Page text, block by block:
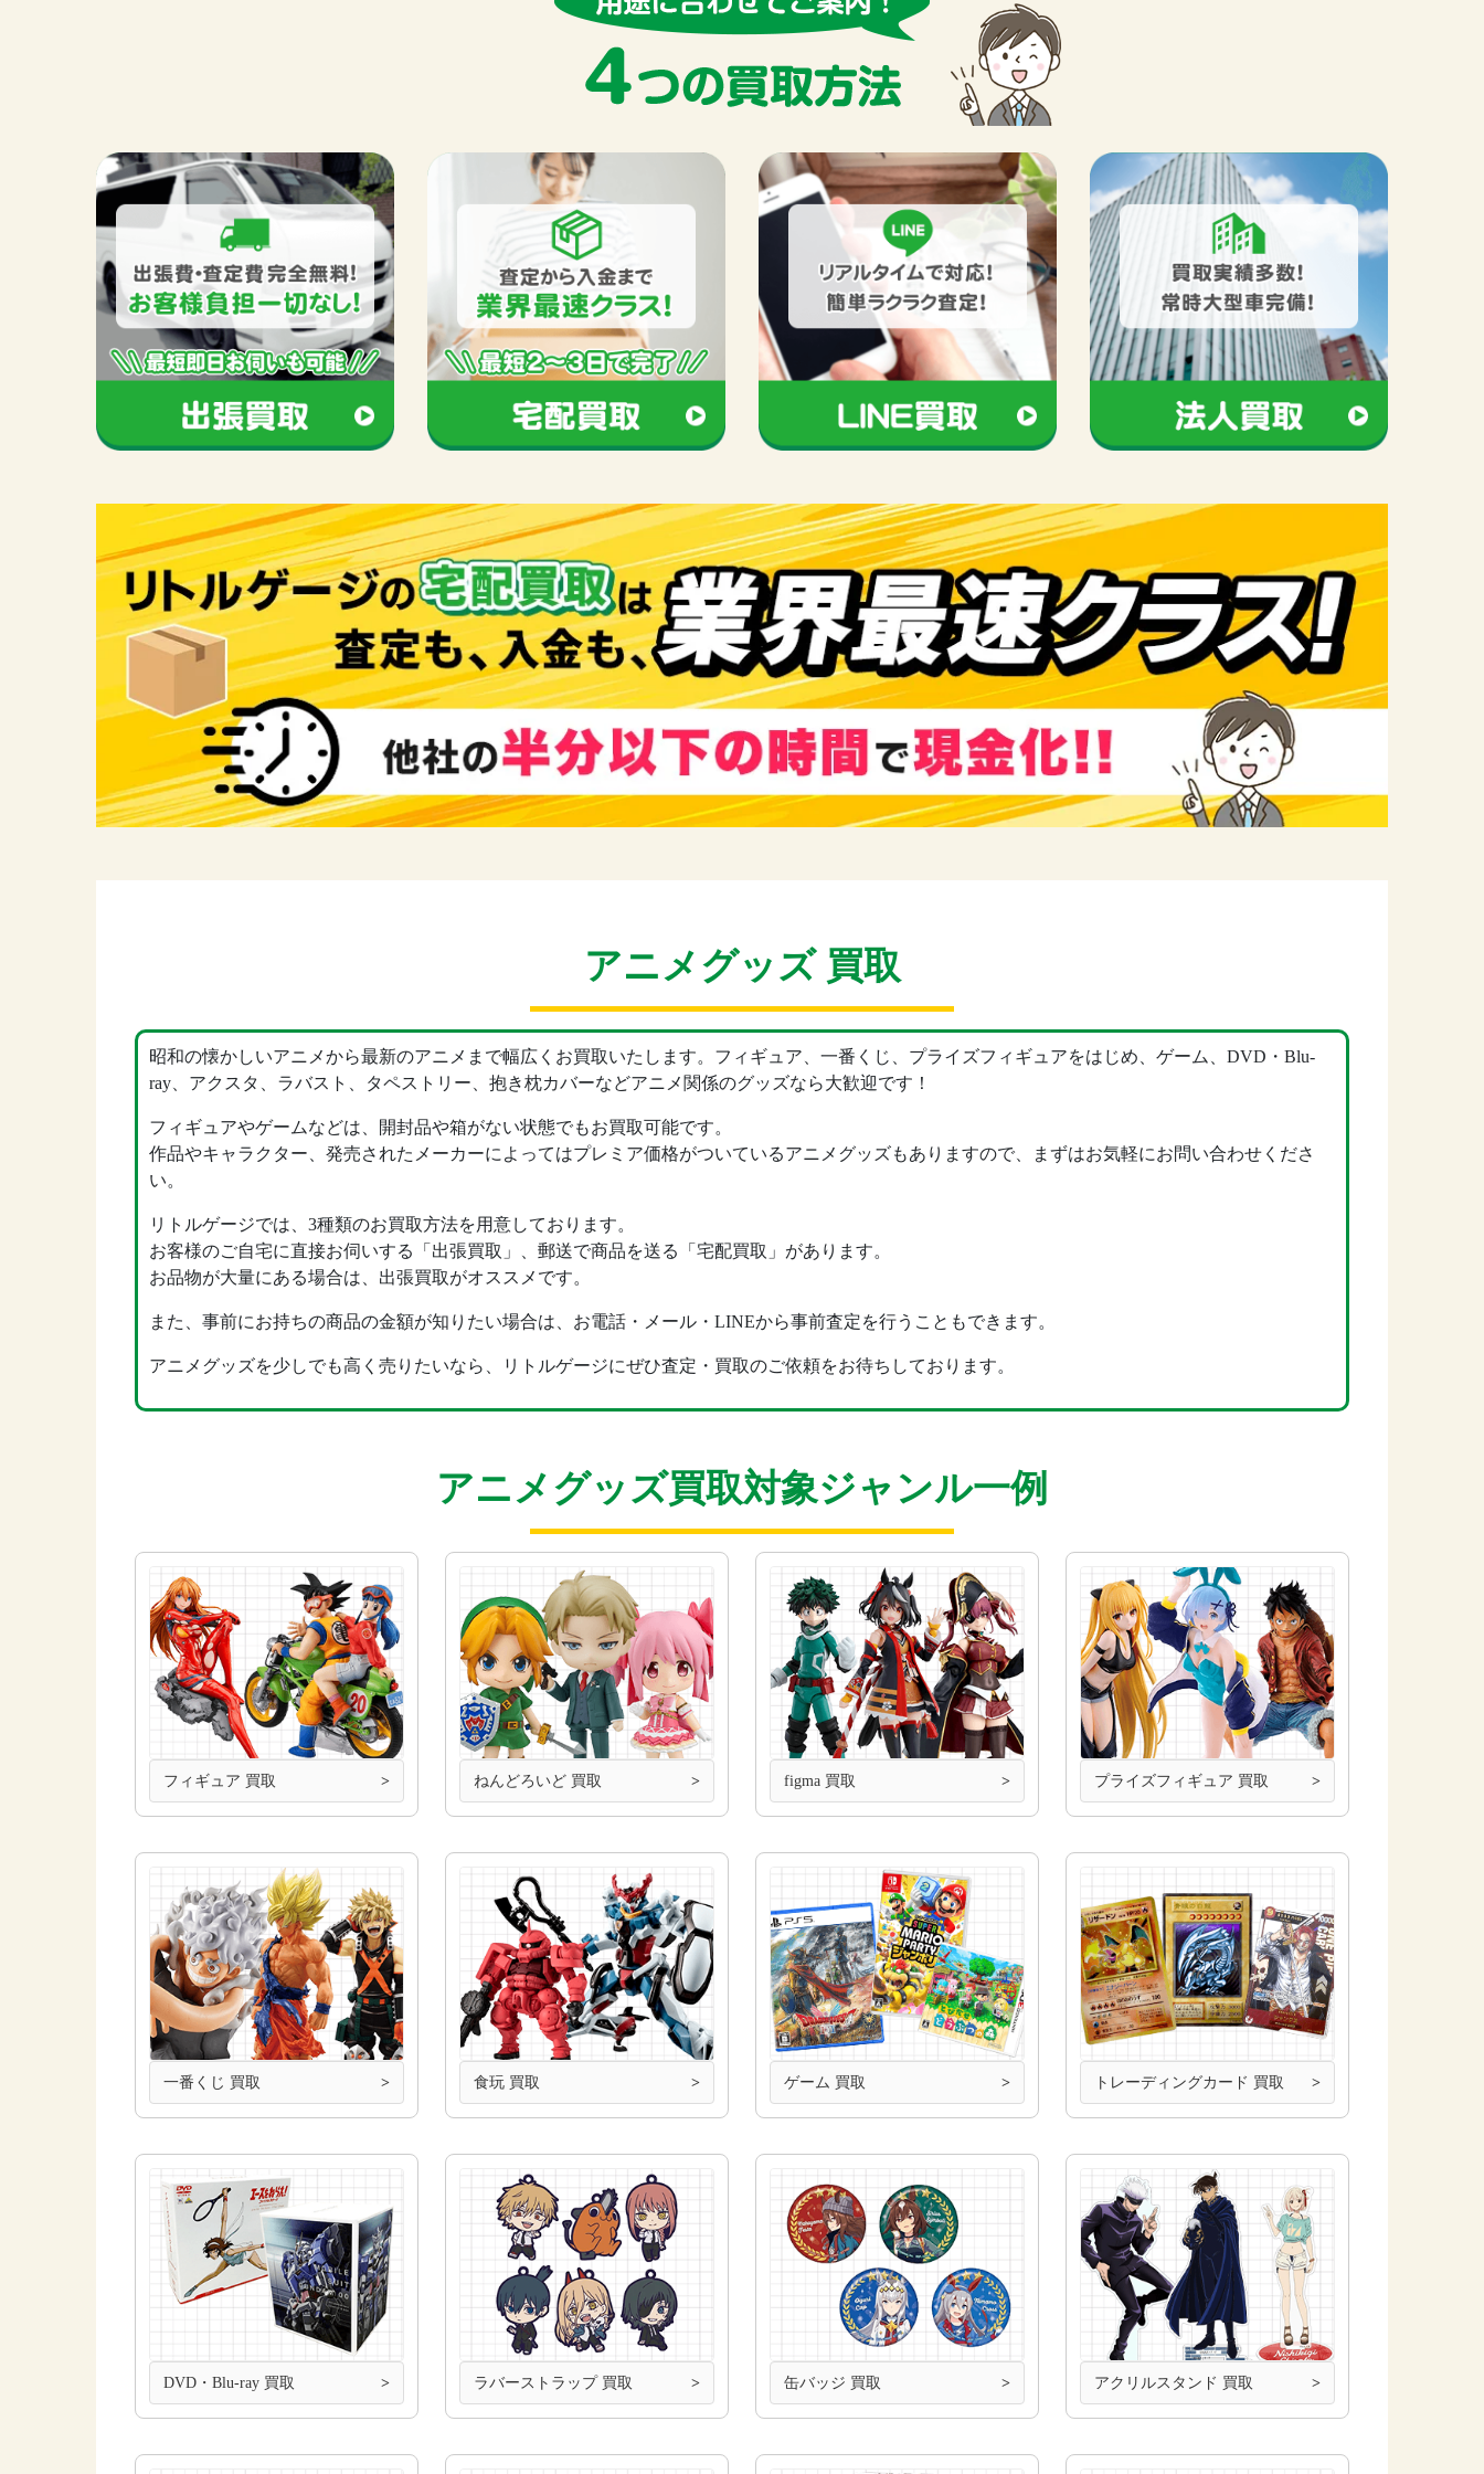
アニメグッズ 買取
昭和の懐かしいアニメから最新のアニメまで幅広くお買取いたします。フィギュア、一番くじ、プライズフィギュアをはじめ、ゲーム、DVD・Blu-
ray、アクスタ、ラバスト、タペストリー、抱き枕カバーなどアニメ関係のグッズなら大歓迎です！
フィギュアやゲームなどは、開封品や箱がない状態でもお買取可能です。
作品やキャラクター、発売されたメーカーによってはプレミア価格がついているアニメグッズもありますので、まずはお気軽にお問い合わせくださ
い。
リトルゲージでは、3種類のお買取方法を用意しております。
お客様のご自宅に直接お伺いする「出張買取」、郵送で商品を送る「宅配買取」があります。
お品物が大量にある場合は、出張買取がオススメです。
また、事前にお持ちの商品の金額が知りたい場合は、お電話・メール・LINEから事前査定を行うこともできます。
アニメグッズを少しでも高く売りたいなら、リトルゲージにぜひ査定・買取のご依頼をお待ちしております。
アニメグッズ買取対象ジャンル一例
フィギュア 買取 ねんどろいど 買取 figma 買取 プライズフィギュア 買取
一番くじ 買取 食玩 買取 ゲーム 買取 トレーディングカード 買取
DVD・Blu-ray 買取 ラバーストラップ 買取 缶バッジ 買取 アクリルスタンド 買取